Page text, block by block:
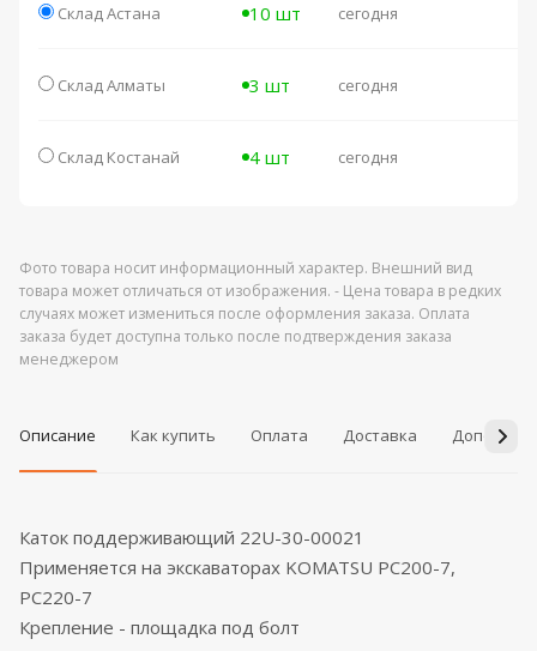
Склад Астана 10 шт сегодня
Склад Алматы 3 шт сегодня
Склад Костанай 4 шт сегодня
Фото товара носит информационный характер. Внешний вид
товара может отличаться от изображения. - Цена товара в редких
случаях может измениться после оформления заказа. Оплата
заказа будет доступна только после подтверждения заказа
менеджером
Описание Как купить Оплата Доставка
Каток поддерживающий 22U-30-00021
Применяется на экскаваторах KOMATSU PC200-7,
PC220-7
Крепление - площадка под болт